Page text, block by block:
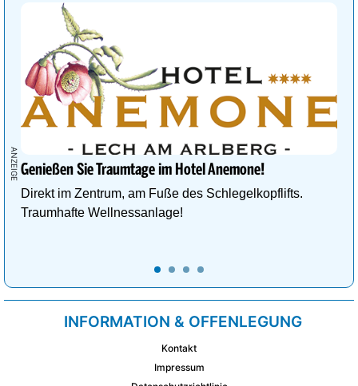
Genießen Sie Traumtage im Hotel Anemone!
Direkt im Zentrum, am Fuße des Schlegelkopflifts.
Traumhafte Wellnessanlage!
INFORMATION & OFFENLEGUNG
Kontakt
Impressum